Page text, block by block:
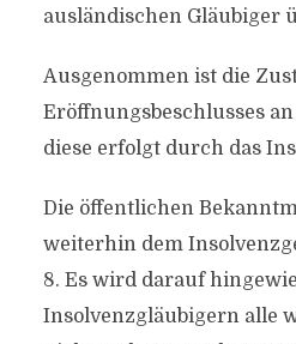
ausländischen Gläubiger
Ausgenommen ist die
Eröffnungsbeschlusses
diese erfolgt durch das
Die öffentlichen
weiterhin dem
8. Es wird darauf
Insolvenzgläubigern alle